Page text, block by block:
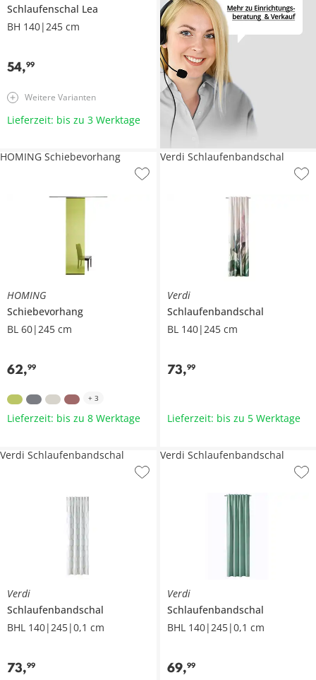
Schlaufenschal Lea
BH 140|245 cm
54,99
Weitere Varianten
Lieferzeit: bis zu 3 Werktage
HOMING
Schiebevorhang
BL 60|245 cm
62,99
HOMING Schiebevorhang
+ 3
Lieferzeit: bis zu 8 Werktage
Verdi
Schlaufenbandschal
BL 140|245 cm
73,99
Verdi Schlaufenbandschal
Lieferzeit: bis zu 5 Werktage
Verdi
Schlaufenbandschal
BHL 140|245|0,1 cm
73,99
Verdi Schlaufenbandschal
Verdi
Schlaufenbandschal
BHL 140|245|0,1 cm
69,99
Verdi Schlaufenbandschal